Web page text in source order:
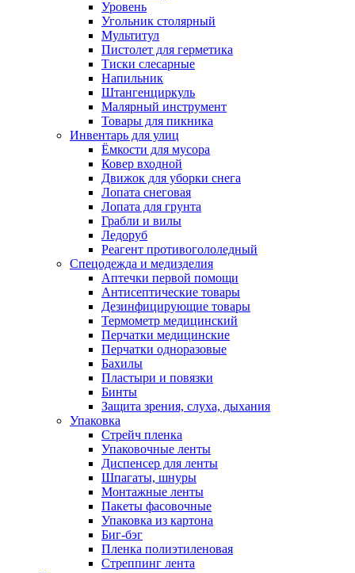
Уровень
Угольник столярный
Мультитул
Пистолет для герметика
Тиски слесарные
Напильник
Штангенциркуль
Малярный инструмент
Товары для пикника
Инвентарь для улиц
Ёмкости для мусора
Ковер входной
Движок для уборки снега
Лопата снеговая
Лопата для грунта
Грабли и вилы
Ледоруб
Реагент противогололедный
Спецодежда и медизделия
Аптечки первой помощи
Антисептические товары
Дезинфицирующие товары
Термометр медицинский
Перчатки медицинские
Перчатки одноразовые
Бахилы
Пластыри и повязки
Бинты
Защита зрения, слуха, дыхания
Упаковка
Стрейч пленка
Упаковочные ленты
Диспенсер для ленты
Шпагаты, шнуры
Монтажные ленты
Пакеты фасовочные
Упаковка из картона
Биг-бэг
Пленка полиэтиленовая
Стреппинг лента